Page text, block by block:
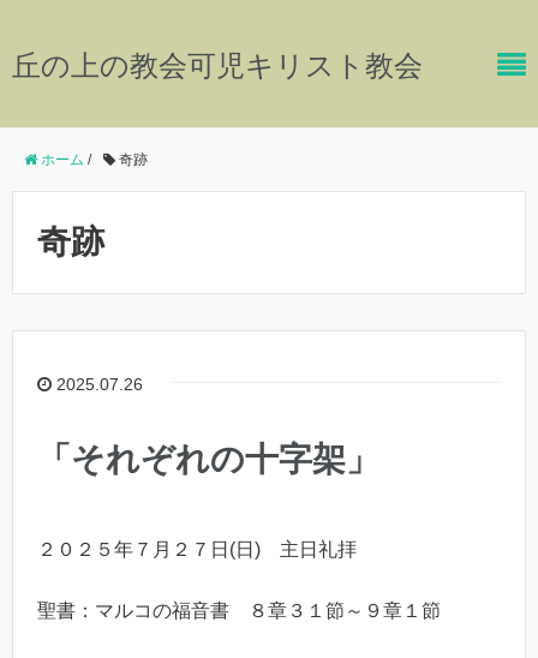
丘の上の教会可児キリスト教会
ホーム / 奇跡
奇跡
2025.07.26
「それぞれの十字架」
２０２５年７月２７日(日) 主日礼拝
聖書：マルコの福音書 ８章３１節～９章１節